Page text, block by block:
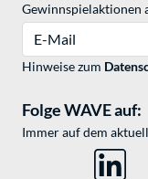
Gewinnspielaktionen
Hinweise zum
Folge WAVE auf:
Immer auf dem